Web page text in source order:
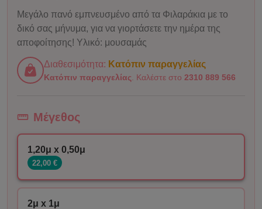
Μεγάλο πανό εμπνευσμένο από τα Φιλαράκια με το
δικό σας μήνυμα, για να γιορτάσετε την ημέρα της
αποφοίτησης! Υλικό: μουσαμάς
Διαθεσιμότητα: Κατόπιν παραγγελίας
Κατόπιν παραγγελίας . Καλέστε στο 2310 889 566
Μέγεθος
1,20μ x 0,50μ
22,00 €
2μ x 1μ